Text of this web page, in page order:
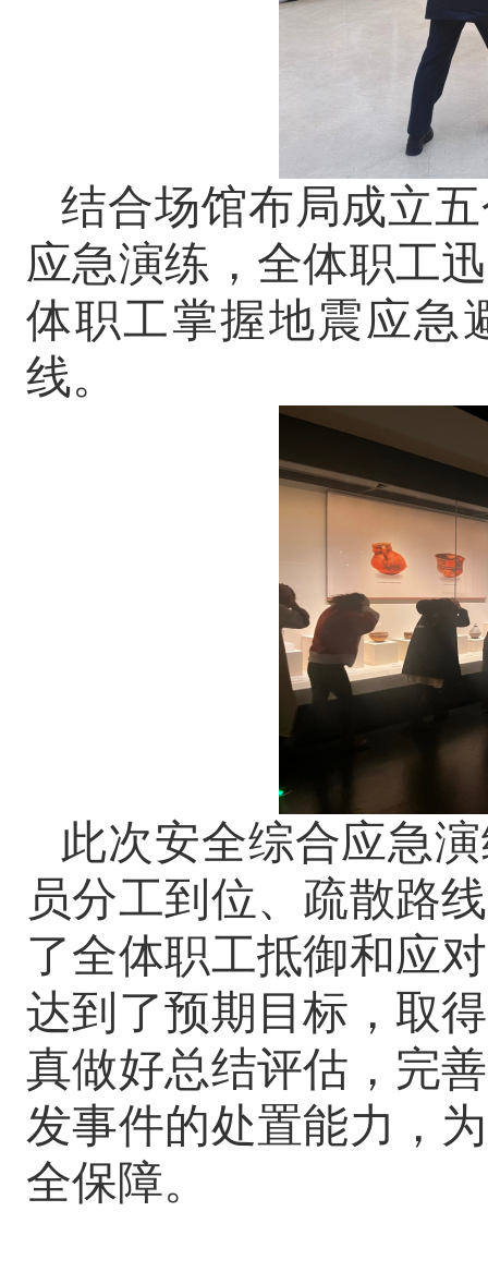
结合场馆布局成立
应急演练，全体职工
体职工掌握地震应急
线。
此次安全综合应急
员分工到位、疏散路
了全体职工抵御和应
达到了预期目标，取
真做好总结评估，完
发事件的处置能力，
全保障。